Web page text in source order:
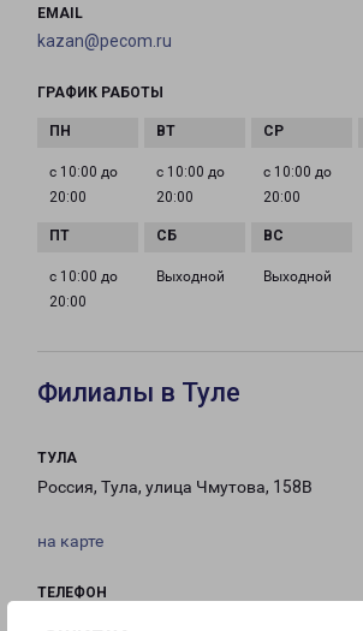
EMAIL
kazan@pecom.ru
ГРАФИК РАБОТЫ
с 10:00 до
20:00
с 10:00 до
20:00
с 10:00 до
20:00
с 10:00 до
20:00
Выходной Выходной
Филиалы в Туле
ТУЛА
Россия, Тула, улица Чмутова, 158В
на карте
ТЕЛЕФОН